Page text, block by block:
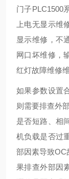
门子PLC1500
上电无显示维
显示维修，不
网口坏维修，
红灯故障维修
如果参数设置
则需要排查外
是否短路、相
机负载是否过
部因素导致OC
果排查外部因